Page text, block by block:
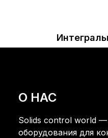
О НАС
Solids control world
оборудования для